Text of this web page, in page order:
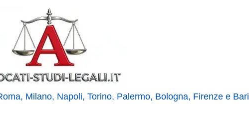
Milano, Napoli, Torino, Palermo, Bologna, Firenze e Bari